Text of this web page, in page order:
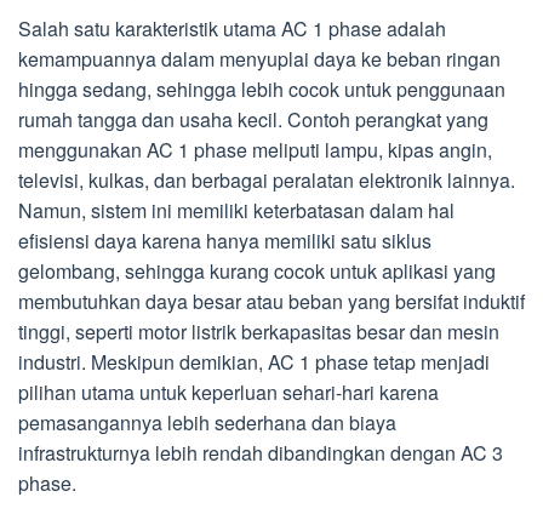
Salah satu karakteristik utama AC 1 phase adalah
kemampuannya dalam menyuplai daya ke beban ringan
hingga sedang, sehingga lebih cocok untuk penggunaan
rumah tangga dan usaha kecil. Contoh perangkat yang
menggunakan AC 1 phase meliputi lampu, kipas angin,
televisi, kulkas, dan berbagai peralatan elektronik lainnya.
Namun, sistem ini memiliki keterbatasan dalam hal
efisiensi daya karena hanya memiliki satu siklus
gelombang, sehingga kurang cocok untuk aplikasi yang
membutuhkan daya besar atau beban yang bersifat induktif
tinggi, seperti motor listrik berkapasitas besar dan mesin
industri. Meskipun demikian, AC 1 phase tetap menjadi
pilihan utama untuk keperluan sehari-hari karena
pemasangannya lebih sederhana dan biaya
infrastrukturnya lebih rendah dibandingkan dengan AC 3
phase.